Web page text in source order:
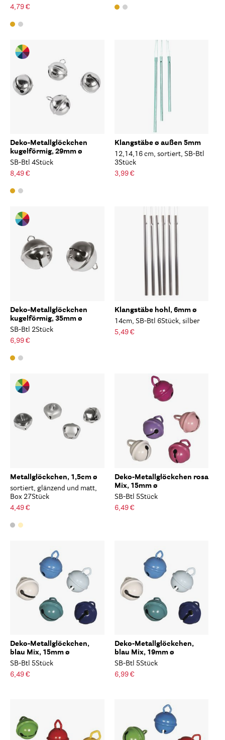
4,79 €
Deko-Metallglöckchen
kugelförmig, 29mm ø
SB-Btl 4Stück
8,49 €
Klangstäbe ø außen 5mm
12,14,16 cm, sortiert, SB-Btl
3Stück
3,99 €
Deko-Metallglöckchen
kugelförmig, 35mm ø
SB-Btl 2Stück
6,99 €
Klangstäbe hohl, 6mm ø
14cm, SB-Btl 6Stück, silber
5,49 €
Metallglöckchen, 1,5cm ø
sortiert, glänzend und matt,
Box 27Stück
4,49 €
Deko-Metallglöckchen rosa
Mix, 15mm ø
SB-Btl 5Stück
6,49 €
Deko-Metallglöckchen,
blau Mix, 15mm ø
SB-Btl 5Stück
6,49 €
Deko-Metallglöckchen,
blau Mix, 19mm ø
SB-Btl 5Stück
6,99 €